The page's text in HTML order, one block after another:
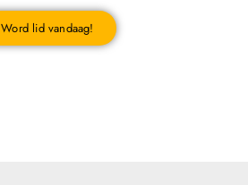
Word lid vandaag!